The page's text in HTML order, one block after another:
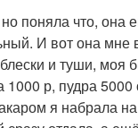
поняла что, она
И вот она мне
и туши, моя
1000 р, пудра
я набрала